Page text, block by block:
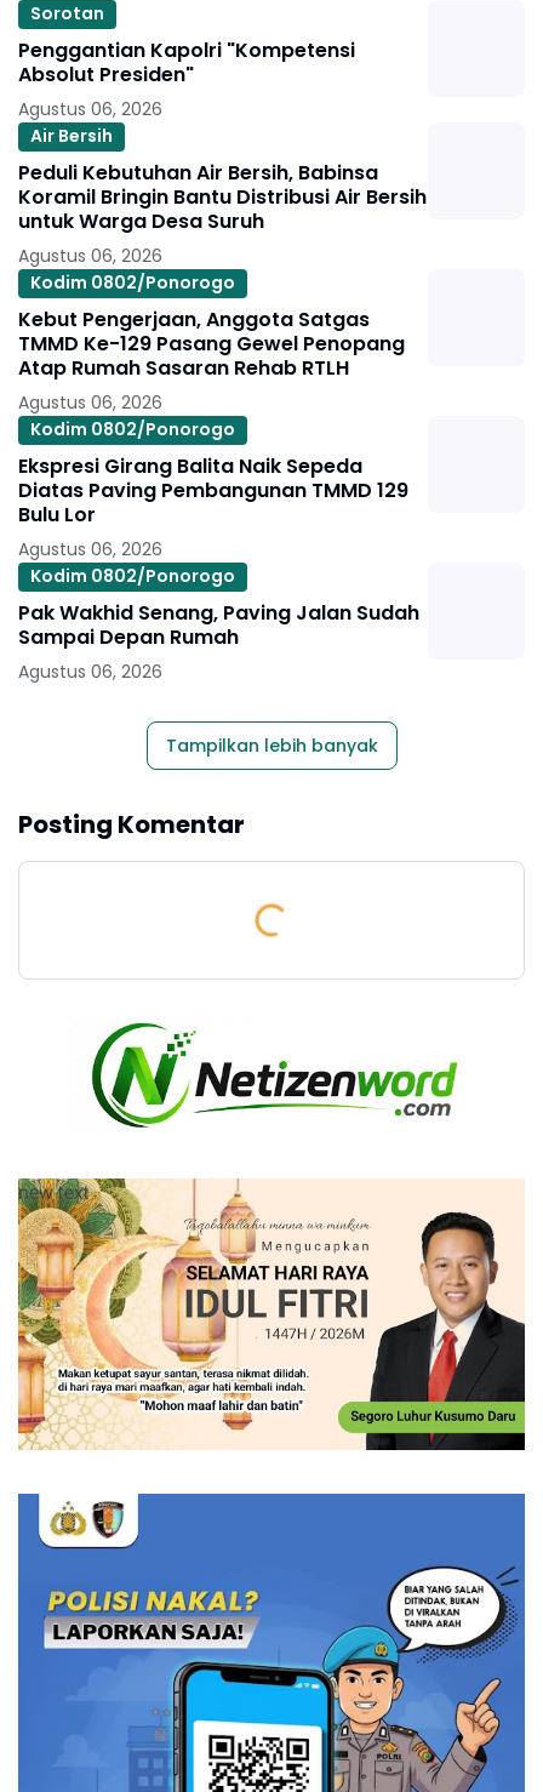
Sorotan
Penggantian Kapolri "Kompetensi
Absolut Presiden"
Agustus 06, 2026
Air Bersih
Peduli Kebutuhan Air Bersih, Babinsa
Koramil Bringin Bantu Distribusi Air Bersih
untuk Warga Desa Suruh
Agustus 06, 2026
Kodim 0802/Ponorogo
Kebut Pengerjaan, Anggota Satgas
TMMD Ke-129 Pasang Gewel Penopang
Atap Rumah Sasaran Rehab RTLH
Agustus 06, 2026
Kodim 0802/Ponorogo
Ekspresi Girang Balita Naik Sepeda
Diatas Paving Pembangunan TMMD 129
Bulu Lor
Agustus 06, 2026
Kodim 0802/Ponorogo
Pak Wakhid Senang, Paving Jalan Sudah
Sampai Depan Rumah
Agustus 06, 2026
Tampilkan lebih banyak
Posting Komentar